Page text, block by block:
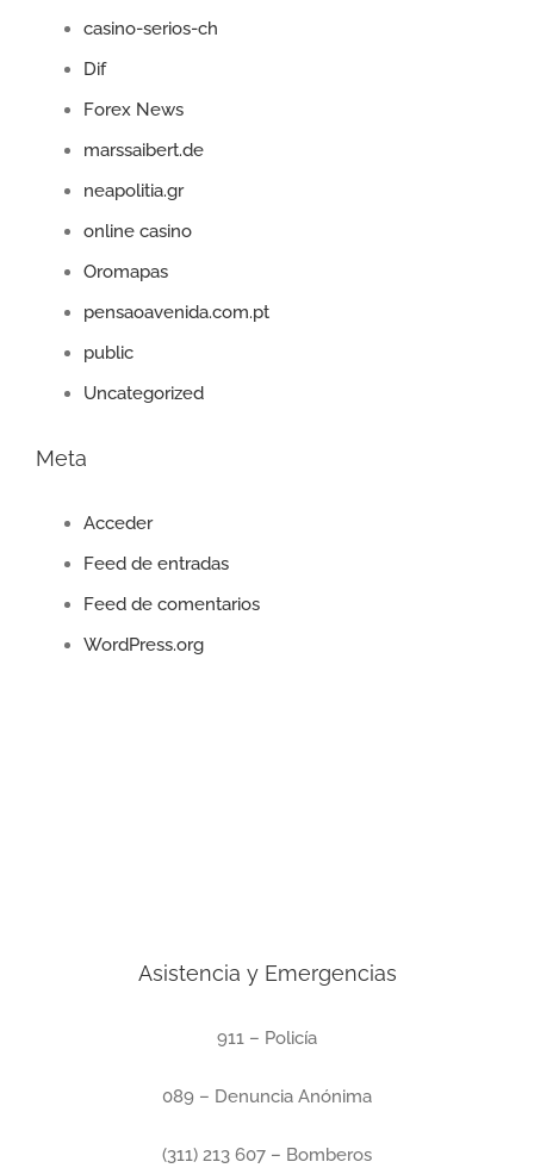
casino-serios-ch
Dif
Forex News
marssaibert.de
neapolitia.gr
online casino
Oromapas
pensaoavenida.com.pt
public
Uncategorized
Meta
Acceder
Feed de entradas
Feed de comentarios
WordPress.org
Asistencia y Emergencias
911 – Policía
089 – Denuncia Anónima
(311) 213 607 – Bomberos